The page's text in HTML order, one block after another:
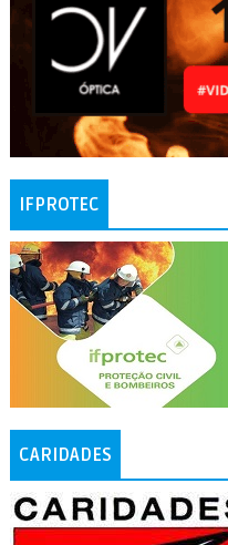
IFPROTEC
CARIDADES